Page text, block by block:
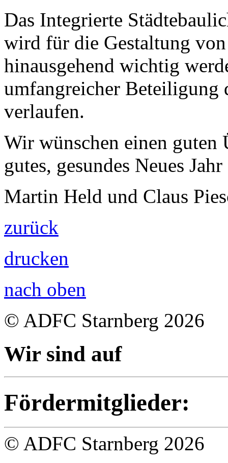
Das Integrierte
wird für die Gestaltung
hinausgehend wichtig
umfangreicher Beteiligung
verlaufen.
Wir wünschen einen guten
gutes, gesundes Neues
Martin Held und Claus
zurück
drucken
nach oben
© ADFC Starnberg 2026
Wir sind auf
Fördermitglieder:
© ADFC Starnberg 2026